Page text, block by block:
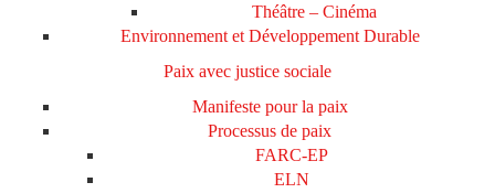
Théâtre – Cinéma
Environnement et Développement Durable
Paix avec justice sociale
Manifeste pour la paix
Processus de paix
FARC-EP
ELN